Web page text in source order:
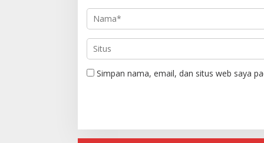
Simpan nama, email, dan situs web saya